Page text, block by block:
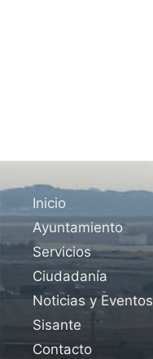
Inicio
Ayuntamiento
Servicios
Ciudadanía
Noticias y Eventos
Sisante
Contacto